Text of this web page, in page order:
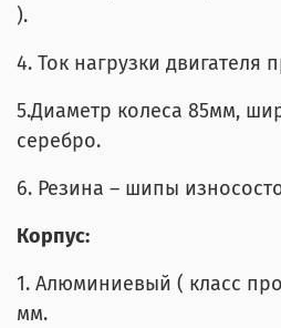
).
4. Ток нагрузки двигателя
5.Диаметр колеса 85мм,
серебро.
6. Резина – шипы
Корпус:
1. Алюминиевый ( класс
мм.